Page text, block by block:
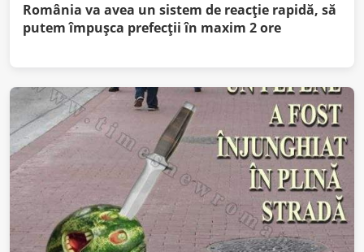
România va avea un sistem de reacţie rapidă, să
putem împuşca prefecţii în maxim 2 ore